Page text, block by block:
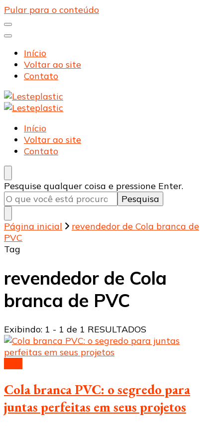
Pular para o conteúdo
Início
Voltar ao site
Contato
Lesteplastic
Blog – Lesteplastic
Lesteplastic
Blog – Lesteplastic
Início
Voltar ao site
Contato
Procurando
algo?
Pesquise qualquer coisa e pressione Enter.
Página inicial
revendedor de Cola branca de
PVC
Tag
revendedor de Cola
branca de PVC
Exibindo: 1 - 1 de 1 RESULTADOS
Cola branca PVC: o segredo para
juntas perfeitas em seus projetos